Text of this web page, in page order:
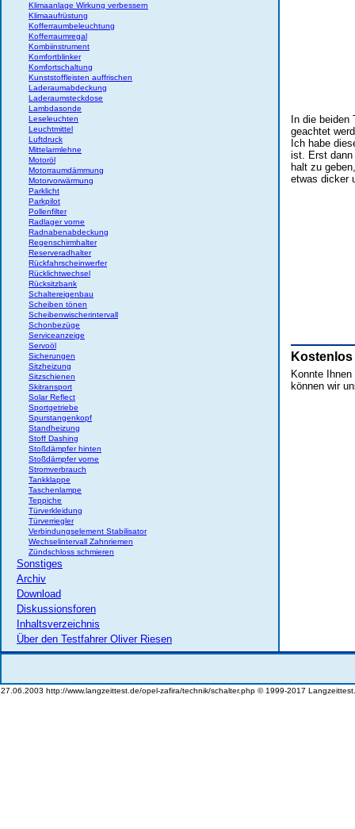
Klimaanlage Wirkung verbessern
Klimaaufrüstung
Kofferraumbeleuchtung
Kofferraumregal
Kombiinstrument
Komfortblinker
Komfortschaltung
Kunststoffleisten auffrischen
Laderaumabdeckung
Laderaumsteckdose
Lambdasonde
Leseleuchten
Leuchtmittel
Luftdruck
Mittelarmlehne
Motoröl
Motorraumdämmung
Motorvorwärmung
Parklicht
Parkpilot
Pollenfilter
Radlager vorne
Radnabenabdeckung
Regenschirmhalter
Reserveradhalter
Rückfahrscheinwerfer
Rücklichtwechsel
Rücksitzbank
Schaltereigenbau
Scheiben tönen
Scheibenwischerintervall
Schonbezüge
Serviceanzeige
Servoöl
Sicherungen
Sitzheizung
Sitzschienen
Skitransport
Solar Reflect
Sportgetriebe
Spurstangenkopf
Standheizung
Stoff Dashing
Stoßdämpfer hinten
Stoßdämpfer vorne
Stromverbrauch
Tankklappe
Taschenlampe
Teppiche
Türverkleidung
Türverriegler
Verbindungselement Stabilisator
Wechselintervall Zahnriemen
Zündschloss schmieren
Sonstiges
Archiv
Download
Diskussionsforen
Inhaltsverzeichnis
Über den Testfahrer Oliver Riesen
In die
geachtet
Ich habe
ist. Erst dann
halt zu
etwas dicker
Konnte
können wir
27.06.2003 http://www.langzeittest.de/opel-zafira/technik/schalter.php © 1999-2017